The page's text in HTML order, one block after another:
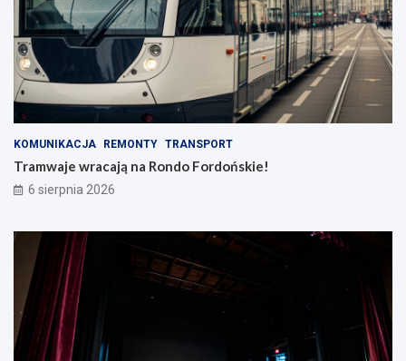
KOMUNIKACJA REMONTY TRANSPORT
Tramwaje wracają na Rondo Fordońskie!
6 sierpnia 2026